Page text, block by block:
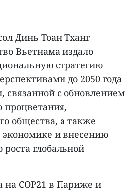
Динь Тоан Тханг
Вьетнама издало
стратегию
до 2050 года
связанной с обновлением
процветания,
общества, а также
экономике и внесению
глобальной
на COP21 в Париже и